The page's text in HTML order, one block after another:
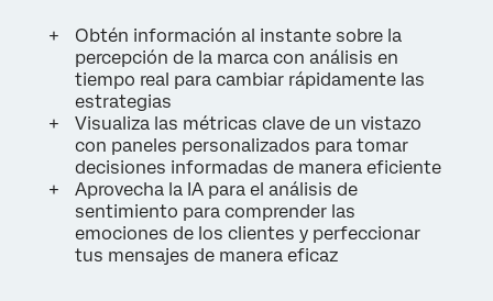
Obtén información al instante sobre la
percepción de la marca con análisis en
tiempo real para cambiar rápidamente las
estrategias
Visualiza las métricas clave de un vistazo
con paneles personalizados para tomar
decisiones informadas de manera eficiente
Aprovecha la IA para el análisis de
sentimiento para comprender las
emociones de los clientes y perfeccionar
tus mensajes de manera eficaz